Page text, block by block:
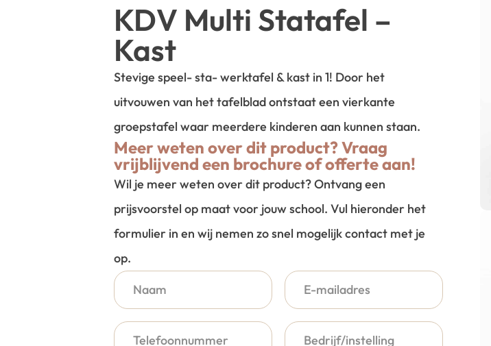
KDV Multi Statafel –
Kast
Stevige speel- sta- werktafel & kast in 1! Door het
uitvouwen van het tafelblad ontstaat een vierkante
groepstafel waar meerdere kinderen aan kunnen staan.
Meer weten over dit product? Vraag
vrijblijvend een brochure of offerte aan!
Wil je meer weten over dit product? Ontvang een
prijsvoorstel op maat voor jouw school. Vul hieronder het
formulier in en wij nemen zo snel mogelijk contact met je
op.